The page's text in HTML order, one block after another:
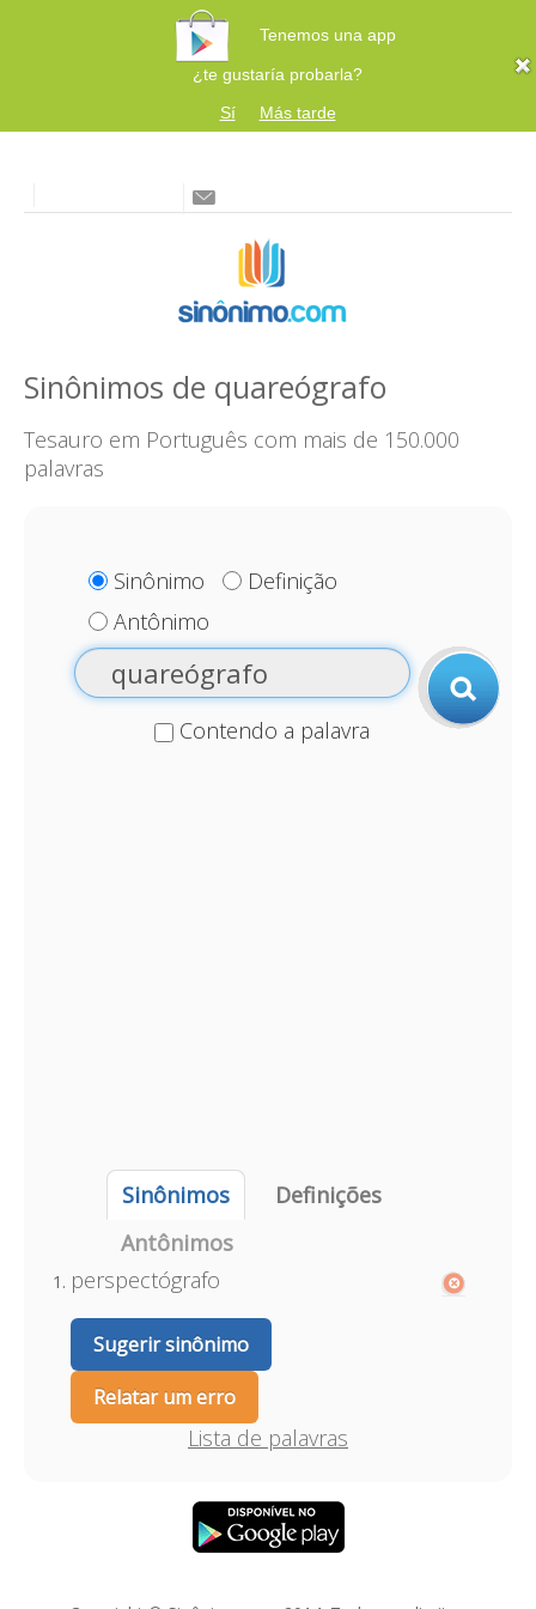
Tenemos una app
¿te gustaría probarla?
Sí
Más tarde
Sinônimos de quareógrafo
Tesauro em Português com mais de 150.000
palavras
Sinônimo
Definição
Antônimo
Contendo a palavra
Sinônimos
Definições
Antônimos
perspectógrafo
Sugerir sinônimo
Relatar um erro
Lista de palavras